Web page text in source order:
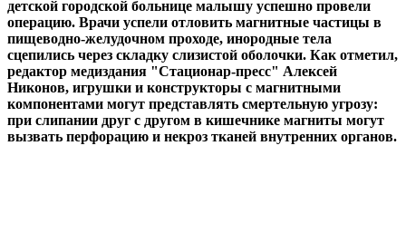
детской городской больнице малышу успешно провели
операцию. Врачи успели отловить магнитные частицы в
пищеводно-желудочном проходе, инородные тела
сцепились через складку слизистой оболочки. Как отметил,
редактор медиздания "Стационар-пресс" Алексей
Никонов, игрушки и конструкторы с магнитными
компонентами могут представлять смертельную угрозу:
при слипании друг с другом в кишечнике магниты могут
вызвать перфорацию и некроз тканей внутренних органов.